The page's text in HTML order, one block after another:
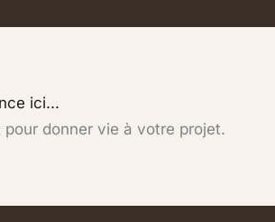
ici...
donner vie à votre projet.